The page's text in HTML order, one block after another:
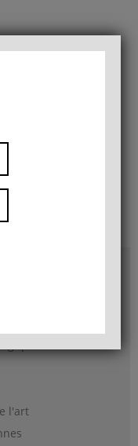
philosophie
l'art